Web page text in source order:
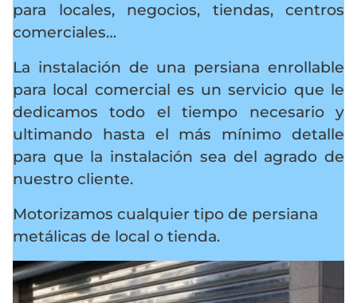
para locales, negocios, tiendas, centros
comerciales…
La instalación de una persiana enrollable
para local comercial es un servicio que le
dedicamos todo el tiempo necesario y
ultimando hasta el más mínimo detalle
para que la instalación sea del agrado de
nuestro cliente.
Motorizamos cualquier tipo de persiana
metálicas de local o tienda.